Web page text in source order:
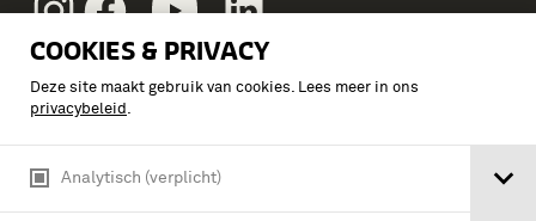
COOKIES & PRIVACY
Deze site maakt gebruik van cookies. Lees meer in ons
privacybeleid .
Analytisch (verplicht)
Vragen?
Over ons
Pers & Nieuws
Nieuwsbrief